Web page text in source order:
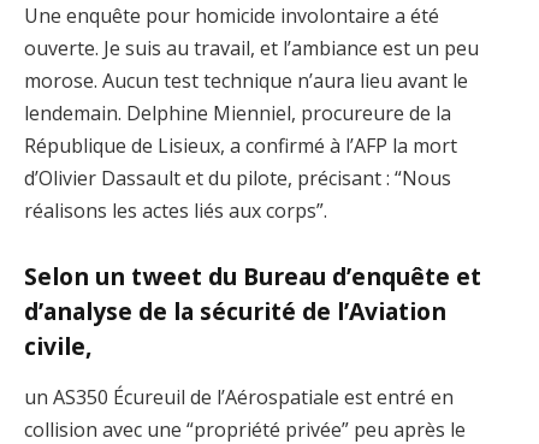
Une enquête pour homicide involontaire a été
ouverte. Je suis au travail, et l’ambiance est un peu
morose. Aucun test technique n’aura lieu avant le
lendemain. Delphine Mienniel, procureure de la
République de Lisieux, a confirmé à l’AFP la mort
d’Olivier Dassault et du pilote, précisant : “Nous
réalisons les actes liés aux corps”.
Selon un tweet du Bureau d’enquête et
d’analyse de la sécurité de l’Aviation
civile,
un AS350 Écureuil de l’Aérospatiale est entré en
collision avec une “propriété privée” peu après le